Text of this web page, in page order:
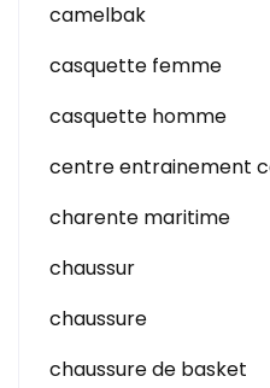
camelbak
casquette femme
casquette homme
centre entrainement
charente maritime
chaussur
chaussure
chaussure de basket